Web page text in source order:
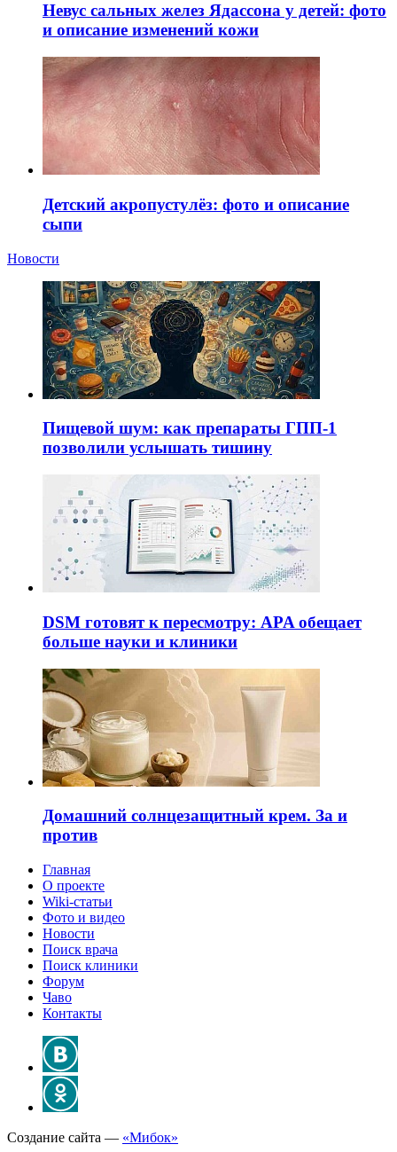
Невус сальных желез Ядассона у детей: фото
и описание изменений кожи
Детский акропустулёз: фото и описание
сыпи
Новости
Пищевой шум: как препараты ГПП-1
позволили услышать тишину
DSM готовят к пересмотру: APA обещает
больше науки и клиники
Домашний солнцезащитный крем. За и
против
Главная
О проекте
Wiki-статьи
Фото и видео
Новости
Поиск врача
Поиск клиники
Форум
Чаво
Контакты
Создание сайта — «Мибок»